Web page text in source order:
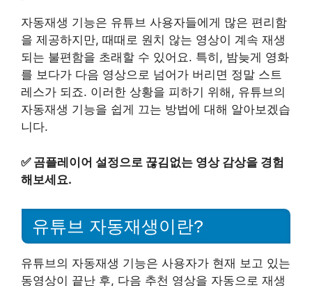
자동재생 기능은 유튜브 사용자들에게 많은 편리함
을 제공하지만, 때때로 원치 않는 영상이 계속 재생
되는 불편함을 초래할 수 있어요. 특히, 밤늦게 영화
를 보다가 다음 영상으로 넘어가 버리면 정말 스트
레스가 되죠. 이러한 상황을 피하기 위해, 유튜브의
자동재생 기능을 쉽게 끄는 방법에 대해 알아보겠습
니다.
✅ 곰플레이어 설정으로 끊김없는 영상 감상을 경험
해보세요.
유튜브 자동재생이란?
유튜브의 자동재생 기능은 사용자가 현재 보고 있는
동영상이 끝난 후, 다음 추천 영상을 자동으로 재생